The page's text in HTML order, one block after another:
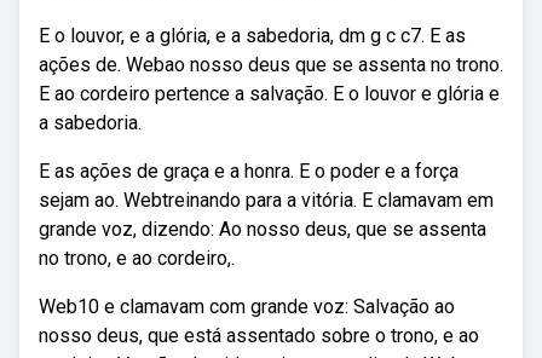
E o louvor, e a glória, e a sabedoria, dm g c c7. E as
ações de. Webao nosso deus que se assenta no trono.
E ao cordeiro pertence a salvação. E o louvor e glória e
a sabedoria.
E as ações de graça e a honra. E o poder e a força
sejam ao. Webtreinando para a vitória. E clamavam em
grande voz, dizendo: Ao nosso deus, que se assenta
no trono, e ao cordeiro,.
Web10 e clamavam com grande voz: Salvação ao
nosso deus, que está assentado sobre o trono, e ao